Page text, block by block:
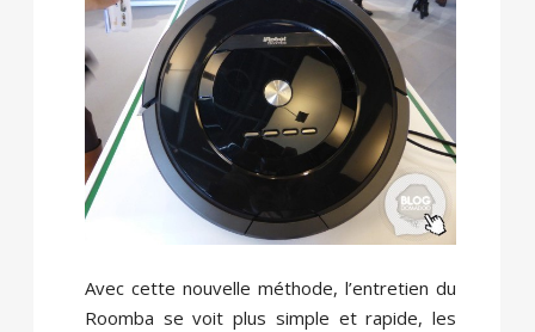
Avec cette nouvelle méthode, l’entretien du
Roomba se voit plus simple et rapide, les